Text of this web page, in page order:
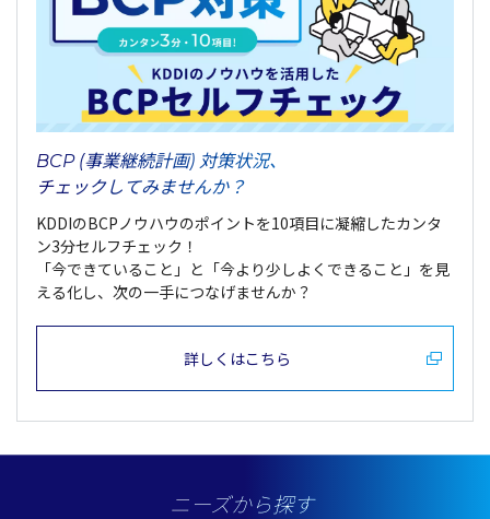
BCP (事業継続計画) 対策状況、
チェックしてみませんか？
KDDIのBCPノウハウのポイントを10項目に凝縮したカンタ
ン3分セルフチェック！
「今できていること」と「今より少しよくできること」を見
える化し、次の一手につなげませんか？
詳しくはこちら
ニーズから探す